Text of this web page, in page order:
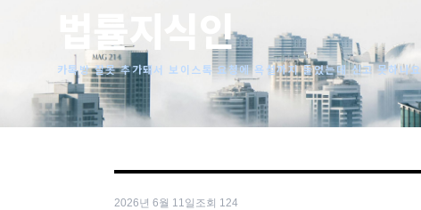
사례분석/최신동향
법률정보
법률지식인
고객후기
법률지식인
카톡방 잘못 추가돼서 보이스톡 요청에 욕설까지 들었는데 신고 못하나요
2026년 6월 11일 조회 124